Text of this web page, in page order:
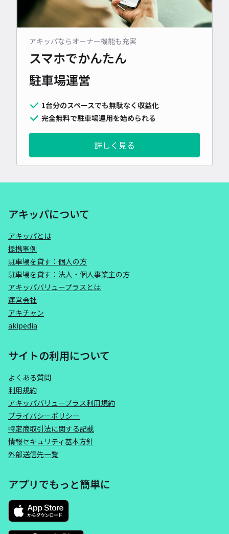
アキッパならオーナー機能も充実
スマホでかんたん
駐車場運営
1台分のスペースでも無駄なく収益化
完全無料で駐車場運用を始められる
詳しく見る
アキッパについて
アキッパとは
提携事例
駐車場を貸す：個人の方
駐車場を貸す：法人・個人事業主の方
アキッパバリュープラスとは
運営会社
アキチャン
akipedia
サイトの利用について
よくある質問
利用規約
アキッパバリュープラス利用規約
プライバシーポリシー
特定商取引法に関する記載
情報セキュリティ基本方針
外部送信先一覧
アプリでもっと簡単に